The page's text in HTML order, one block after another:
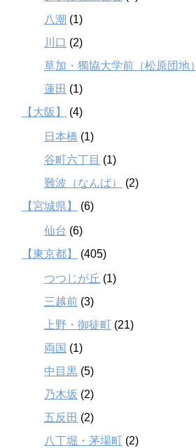
八潮 (1)
川口 (2)
草加・獨協大学前（松原団地）
蓮田 (1)
【大阪】
(4)
日本橋 (1)
谷町六丁目 (1)
難波（なんば）
(2)
【宮城県】
(6)
仙台 (6)
【東京都】
(405)
つつじが丘 (1)
三越前 (3)
上野・御徒町 (21)
両国 (1)
中目黒 (5)
乃木坂 (2)
五反田 (2)
八丁堀・茅場町 (2)